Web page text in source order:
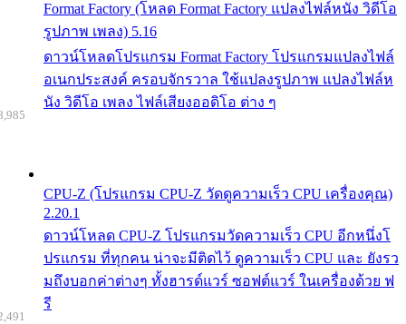
Format Factory (โหลด Format Factory แปลงไฟล์หนัง วิดีโอ
รูปภาพ เพลง) 5.16
ดาวน์โหลดโปรแกรม Format Factory โปรแกรมแปลงไฟล์
อเนกประสงค์ ครอบจักรวาล ใช้แปลงรูปภาพ แปลงไฟล์ห
นัง วิดีโอ เพลง ไฟล์เสียงออดิโอ ต่าง ๆ
CPU-Z (โปรแกรม CPU-Z วัดดูความเร็ว CPU เครื่องคุณ)
2.20.1
ดาวน์โหลด CPU-Z โปรแกรมวัดความเร็ว CPU อีกหนึ่งโ
ปรแกรม ที่ทุกคน น่าจะมีติดไว้ ดูความเร็ว CPU และ ยังรว
มถึงบอกค่าต่างๆ ทั้งฮารด์แวร์ ซอฟต์แวร์ ในเครื่องด้วย ฟ
รี